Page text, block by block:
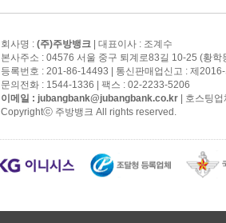
회사명 : (주)주방뱅크 | 대표이사 : 조계수
본사주소 : 04576 서울 중구 퇴계로83길 10-25 (황학
등록번호 : 201-86-14493 | 통신판매업신고 : 제
문의전화 : 1544-1336 | 팩스 : 02-2233-5206
이메일 : jubangbank@jubangbank.co.kr | 호스팅
Copyrightⓒ 주방뱅크 All rights reserved.